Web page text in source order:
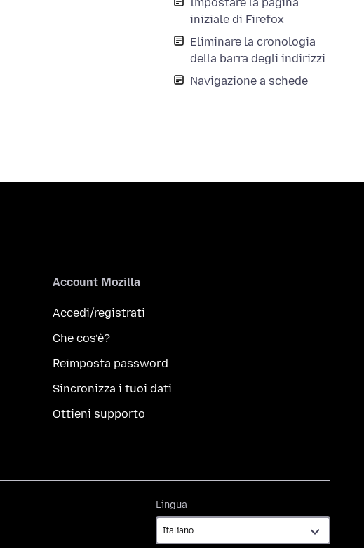
iniziale di Firefox
Eliminare la cronologia
della barra degli indirizzi
Navigazione a schede
Account Mozilla
Accedi/registrati
Che cos’è?
Reimposta password
Sincronizza i tuoi dati
Ottieni supporto
Lingua